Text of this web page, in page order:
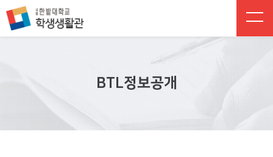
BTL정보공개